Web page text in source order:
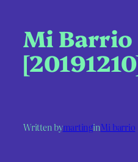
Mi Barrio
Written bymartinginMi barrio